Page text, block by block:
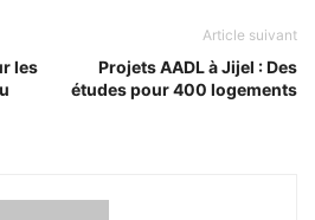
les
Article suivant
Projets AADL à Jijel : Des
études pour 400 logements